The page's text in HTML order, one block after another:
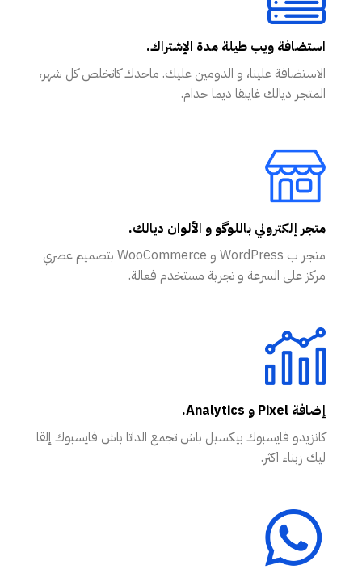
استضافة ويب طيلة مدة الإشتراك.
الاستضافة علينا، و الدومين عليك. ماحدك كاتخلص كل شهر،
المتجر ديالك غايبقا ديما خدام.
متجر إلكتروني باللوگو و الألوان ديالك.
متجر ب WordPress و WooCommerce بتصميم عصري
مركز على السرعة و تجربة مستخدم فعالة.
إضافة Pixel و Analytics.
كانزيدو فايسبوك بيكسيل باش تجمع الداتا باش فايسبوك إلقا
ليك زبناء اكثر.